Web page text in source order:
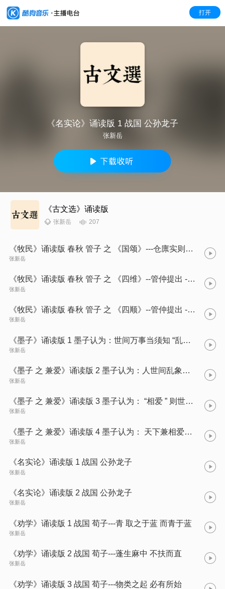
打开
《名实论》诵读版 1 战国 公孙龙子
张新岳
《古文选》诵读版
张新岳 207
《牧民》诵读版 春秋 管子 之 《国颂》---仓廪实则知礼节
张新岳
《牧民》诵读版 春秋 管子 之 《四维》--管仲提出 -礼 义 廉 耻 国之四维
张新岳
《牧民》诵读版 春秋 管子 之 《四顺》--管仲提出 - 政之所兴 在顺民心
张新岳
《墨子》诵读版 1 墨子认为：世间万事当须知 “乱之所自起”
张新岳
《墨子 之 兼爱》诵读版 2 墨子认为：人世间乱象丛生 皆因为“不想爱”
张新岳
《墨子 之 兼爱》诵读版 3 墨子认为： “相爱 ” 则世间无纷争乱象
张新岳
《墨子 之 兼爱》诵读版 4 墨子认为： 天下兼相爱则治 交相恶则乱
张新岳
《名实论》诵读版 1 战国 公孙龙子
张新岳
《名实论》诵读版 2 战国 公孙龙子
张新岳
《劝学》诵读版 1 战国 荀子---青 取之于蓝 而青于蓝
张新岳
《劝学》诵读版 2 战国 荀子---蓬生麻中 不扶而直
张新岳
《劝学》诵读版 3 战国 荀子---物类之起 必有所始